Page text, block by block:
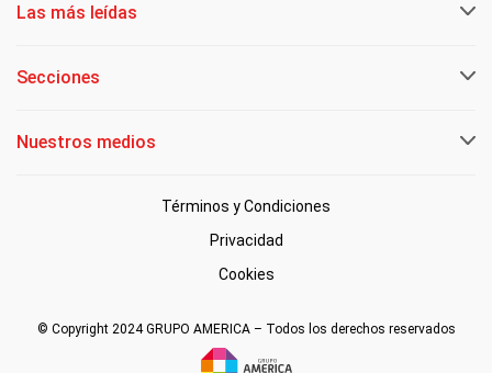
Las más leídas
Secciones
Nuestros medios
Términos y Condiciones
Privacidad
Cookies
© Copyright 2024 GRUPO AMERICA – Todos los derechos reservados